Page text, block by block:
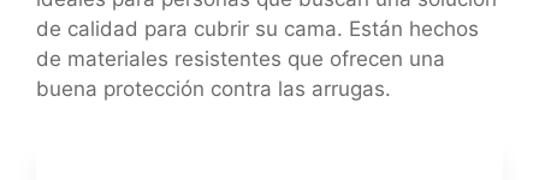
de calidad para cubrir su cama. Están hechos
de materiales resistentes que ofrecen una
buena protección contra las arrugas.